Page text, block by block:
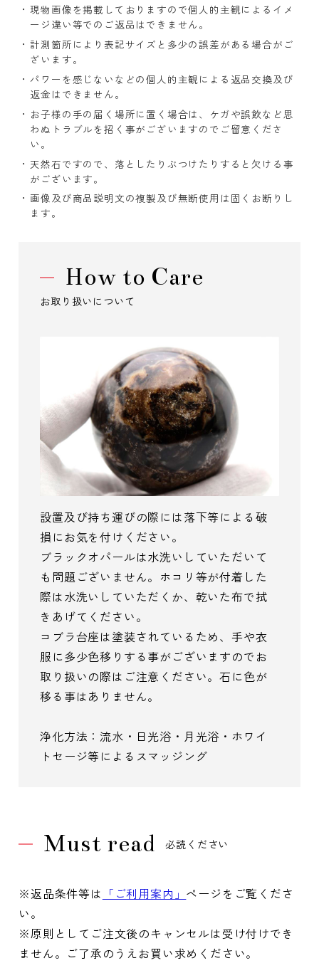
現物画像を掲載しておりますので個人的主観によるイメ
ージ違い等でのご返品はできません。
計測箇所により表記サイズと多少の誤差がある場合がご
ざいます。
パワーを感じないなどの個人的主観による返品交換及び
返金はできません。
お子様の手の届く場所に置く場合は、ケガや誤飲など思
わぬトラブルを招く事がございますのでご留意くださ
い。
天然石ですので、落としたりぶつけたりすると欠ける事
がございます。
画像及び商品説明文の複製及び無断使用は固くお断りし
ます。
How to Care
お取り扱いについて
設置及び持ち運びの際には落下等による破
損にお気を付けください。
ブラックオパールは水洗いしていただいて
も問題ございません。ホコリ等が付着した
際は水洗いしていただくか、乾いた布で拭
きあげてください。
コブラ台座は塗装されているため、手や衣
服に多少色移りする事がございますのでお
取り扱いの際はご注意ください。石に色が
移る事はありません。
浄化方法：流水・日光浴・月光浴・ホワイ
トセージ等によるスマッジング
Must read 必読ください
※返品条件等は 「ご利用案内」 ページをご覧くださ
い。
※原則としてご注文後のキャンセルは受け付けでき
ません。ご了承のうえお買い求めください。